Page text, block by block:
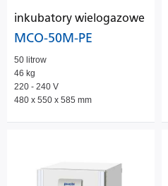
inkubatory wielogazowe
MCO-50M-PE
50 litrow
46 kg
220 - 240 V
480 x 550 x 585 mm